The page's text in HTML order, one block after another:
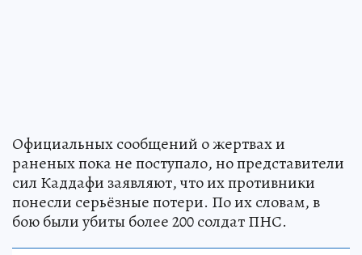
Официальных сообщений о жертвах и
раненых пока не поступало, но представители
сил Каддафи заявляют, что их противники
понесли серьёзные потери. По их словам, в
бою были убиты более 200 солдат ПНС.